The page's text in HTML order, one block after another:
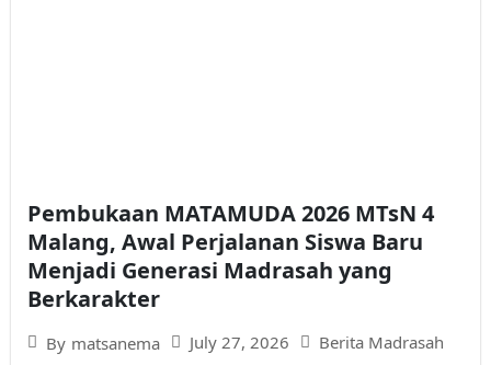
Pembukaan MATAMUDA 2026 MTsN 4
Malang, Awal Perjalanan Siswa Baru
Menjadi Generasi Madrasah yang
Berkarakter
By matsanema July 27, 2026 Berita Madrasah